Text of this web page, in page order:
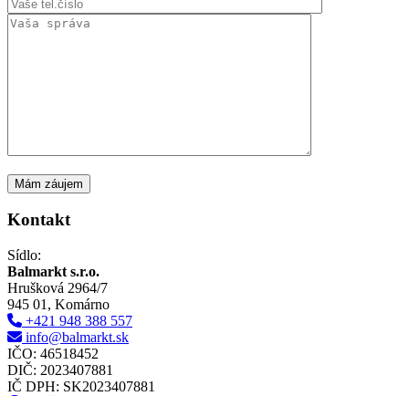
Kontakt
Sídlo:
Balmarkt s.r.o.
Hrušková 2964/7
945 01, Komárno
+421 948 388 557
info@balmarkt.sk
IČO: 46518452
DIČ: 2023407881
IČ DPH: SK2023407881